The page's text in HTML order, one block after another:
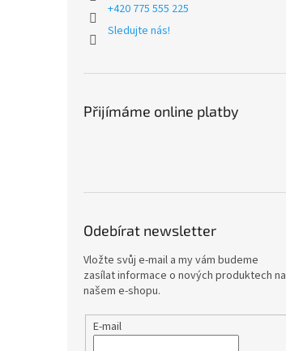
+420 775 555 225
Sledujte nás!
Přijímáme online platby
Odebírat newsletter
Vložte svůj e-mail a my vám budeme
zasílat informace o nových produktech na
našem e-shopu.
E-mail